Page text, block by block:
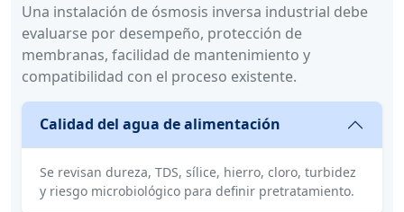
Una instalación de ósmosis inversa industrial debe
evaluarse por desempeño, protección de
membranas, facilidad de mantenimiento y
compatibilidad con el proceso existente.
Calidad del agua de alimentación
Se revisan dureza, TDS, sílice, hierro, cloro, turbidez
y riesgo microbiológico para definir pretratamiento.